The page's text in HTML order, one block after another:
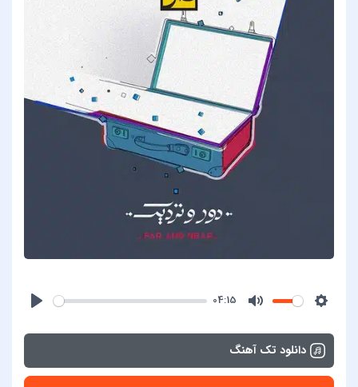
04:15
دانلود تک آهنگ